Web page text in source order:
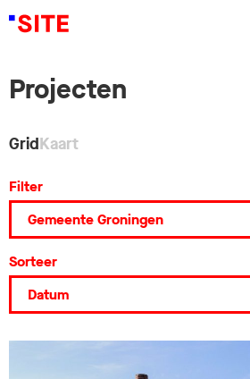
Projecten
GridKaart
Filter
Sorteer